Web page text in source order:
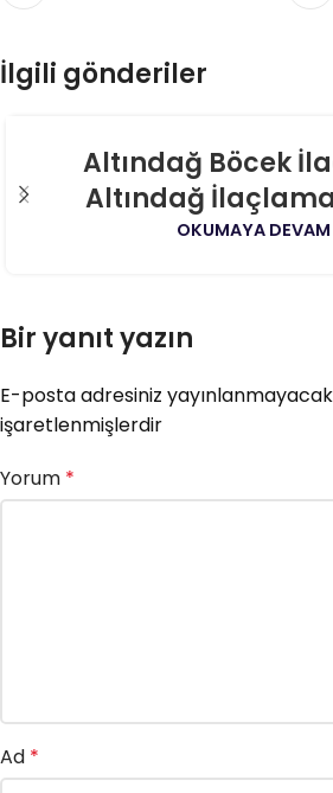
İlgili gönderiler
Altındağ Böcek
Altındağ
OKUMAYA DEVAM
Bir yanıt yazın
E-posta adresiniz
işaretlenmişlerdir
Yorum *
Ad *